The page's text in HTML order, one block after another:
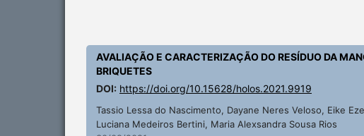
AVALIAÇÃO E CARACTERIZAÇÃO DO RESÍDUO DA
BRIQUETES
DOI: https://doi.org/10.15628/holos.2021.9919
Tassio Lessa do Nascimento, Dayane Neres Veloso, Eike
Luciana Medeiros Bertini, Maria Alexsandra Sousa Rios